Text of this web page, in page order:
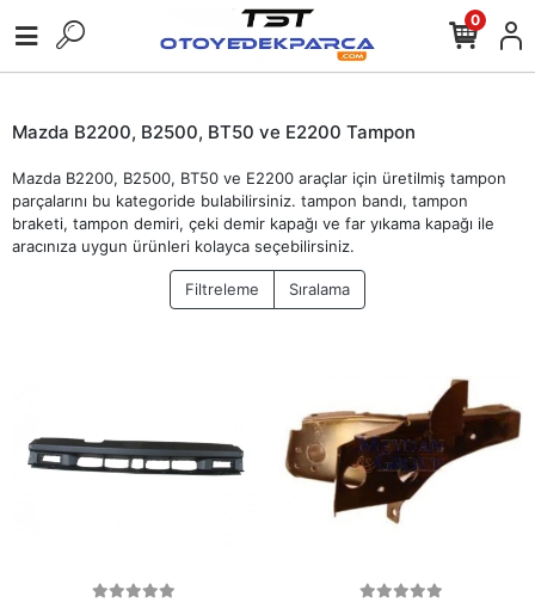
0
Mazda B2200, B2500, BT50 ve E2200 Tampon
Mazda B2200, B2500, BT50 ve E2200 araçlar için üretilmiş tampon
parçalarını bu kategoride bulabilirsiniz. tampon bandı, tampon
braketi, tampon demiri, çeki demir kapağı ve far yıkama kapağı ile
aracınıza uygun ürünleri kolayca seçebilirsiniz.
Filtreleme Sıralama